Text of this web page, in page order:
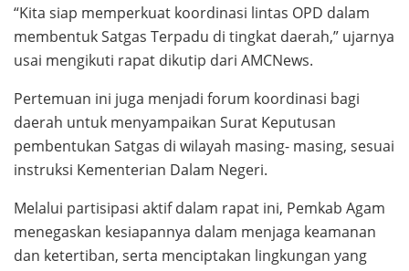
“Kita siap memperkuat koordinasi lintas OPD dalam
membentuk Satgas Terpadu di tingkat daerah,” ujarnya
usai mengikuti rapat dikutip dari AMCNews.
Pertemuan ini juga menjadi forum koordinasi bagi
daerah untuk menyampaikan Surat Keputusan
pembentukan Satgas di wilayah masing- masing, sesuai
instruksi Kementerian Dalam Negeri.
Melalui partisipasi aktif dalam rapat ini, Pemkab Agam
menegaskan kesiapannya dalam menjaga keamanan
dan ketertiban, serta menciptakan lingkungan yang